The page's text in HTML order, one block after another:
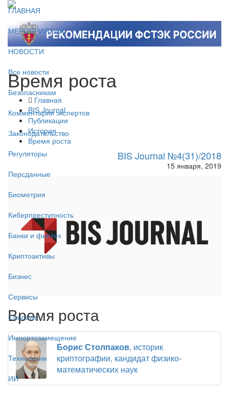
ГЛАВНАЯ
МЕРОПРИЯТИЯ
НОВОСТИ
Все новости
Безопасникам
Комментарии экспертов
Законодательство
Регуляторы
Персданные
Биометрия
Киберпреступность
Банки и финтех
Криптоактивы
Бизнес
Сервисы
Соцсети
Импортозамещение
Технологии
ИИ
Время роста
Главная
BIS Journal
Публикации
История
Время роста
BIS Journal №4(31)/2018
15 января, 2019
Время роста
Борис Столпаков, историк
криптографии, кандидат физико-
математических наук